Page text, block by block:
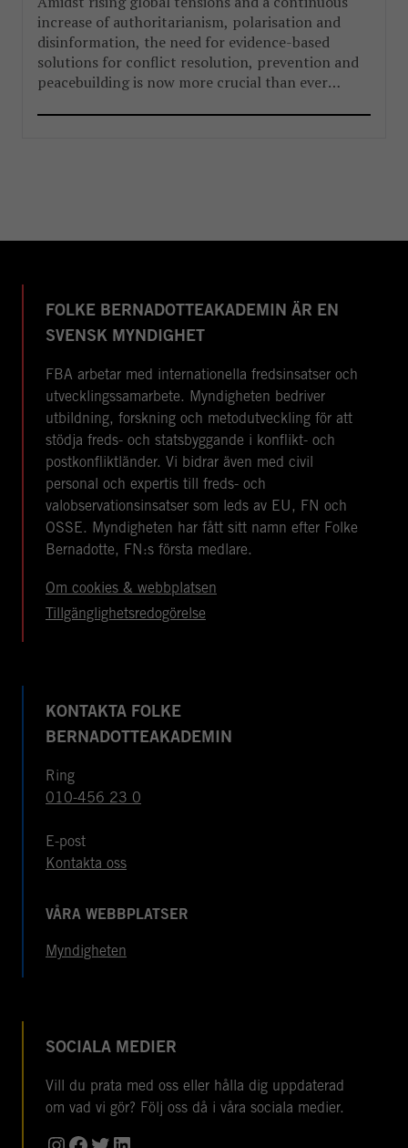
increase of authoritarianism, polarisation and
disinformation, the need for evidence-based
solutions for conflict resolution, prevention and
peacebuilding is now more crucial than ever
FOLKE BERNADOTTEAKADEMIN ÄR EN
SVENSK MYNDIGHET
FBA arbetar med internationella fredsinsatser och
utvecklingssamarbete. Myndigheten bedriver
utbildning, forskning och metodutveckling för att
stödja freds- och statsbyggande i konflikt- och
postkonfliktländer. Vi bidrar även med civil
personal och expertis till freds- och
valobservationsinsatser som leds av EU, FN och
OSSE. Myndigheten har fått sitt namn efter Folke
Bernadotte, FN:s första medlare.
Om cookies & webbplatsen
Tillgänglighetsredogörelse
KONTAKTA FOLKE
BERNADOTTEAKADEMIN
Ring
010-456 23 0
E-post
Kontakta oss
VÅRA WEBBPLATSER
Myndigheten
SOCIALA MEDIER
Vill du prata med oss eller hålla dig uppdaterad
om vad vi gör? Följ oss då i våra sociala medier.